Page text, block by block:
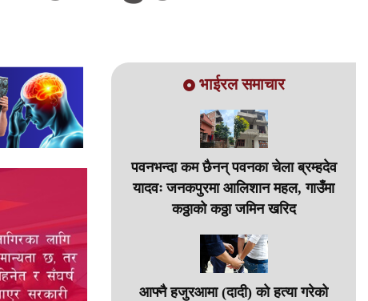
भाईरल समाचार
पवनभन्दा कम छैनन् पवनका चेला ब्रम्हदेव
यादवः जनकपुरमा आलिशान महल, गाउँमा
कठ्ठाको कठ्ठा जमिन खरिद
आफ्नै हजुरआमा (दादी) को हत्या गरेको